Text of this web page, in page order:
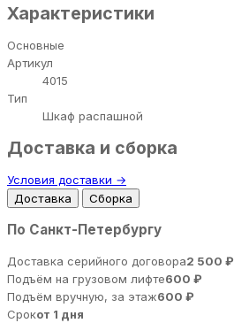
Характеристики
Основные
Артикул
4015
Тип
Шкаф распашной
Доставка и сборка
Условия доставки →
Доставка
Сборка
По Санкт-Петербургу
Доставка серийного договора2 500 ₽
Подъём на грузовом лифте600 ₽
Подъём вручную, за этаж600 ₽
Срокот 1 дня